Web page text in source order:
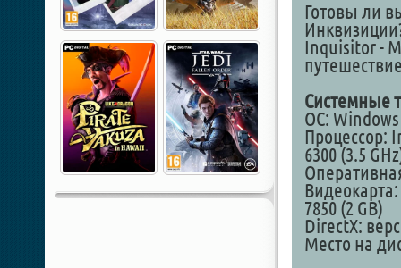
Готовы ли
Inquisitor -
Системные
ОС: Windows
Процессор:
6300 (3.5
Видеокарта:
7850 (2 GB)
DirectX:
Место на